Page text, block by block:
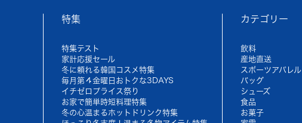
特集
特集テスト
家計応援セール
冬に頼れる韓国コスメ特集
毎月第４金曜日おトクな3DAYS
イチゼロプライス祭り
お家で簡単時短料理特集
冬の心温まるホットドリンク特集
カテゴリー
飲料
産地直送
スポーツアパレル
バッグ
シューズ
食品
お菓子